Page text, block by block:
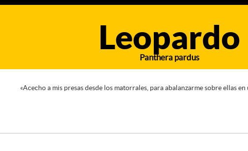
Leopardo
Panthera pardus
«Acecho a mis presas desde los matorrales, para abalanzarme sobre ellas